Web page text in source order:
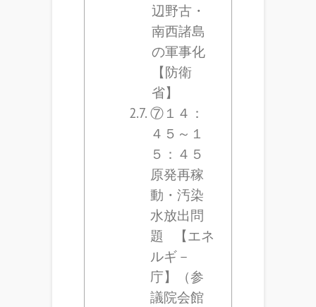
辺野古・
南西諸島
の軍事化
【防衛
省】
⑦１４：
４５～１
５：４５
原発再稼
動・汚染
水放出問
題 【エネ
ルギ－
庁】（参
議院会館